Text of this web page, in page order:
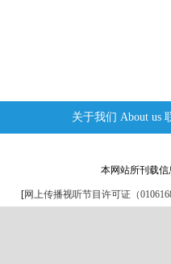
关于我们 About us
本网站所刊载
[网上传播视听节目许可证（